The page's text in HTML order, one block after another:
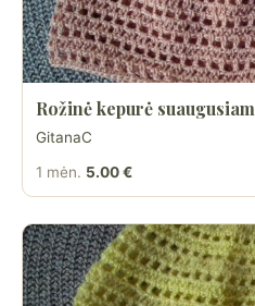
Rožinė kepurė suaugusiam
GitanaC
1 mėn. 5.00 €